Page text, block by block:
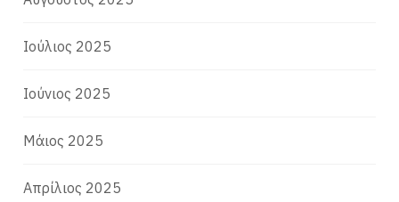
Ιούλιος 2025
Ιούνιος 2025
Μάιος 2025
Απρίλιος 2025